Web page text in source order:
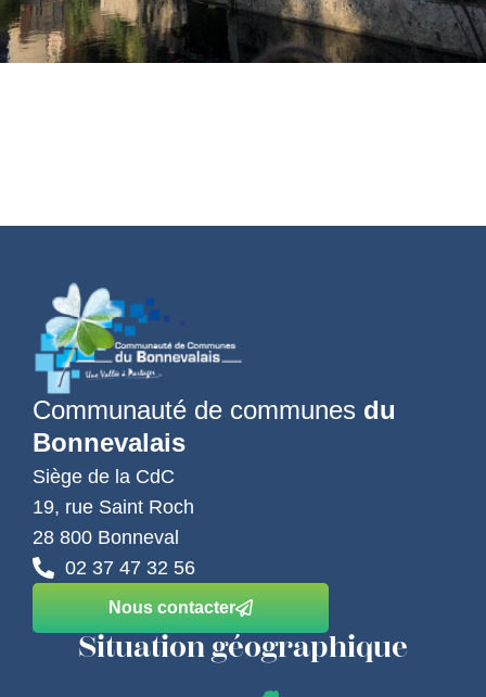
Communauté de communes du
Bonnevalais
Siège de la CdC
19, rue Saint Roch
28 800 Bonneval
02 37 47 32 56
Nous contacter
Situation géographique